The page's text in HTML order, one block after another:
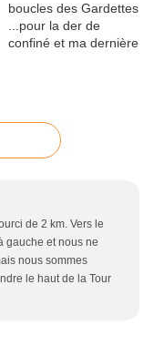
de 2 km. Vers le
gauche et nous ne
nous sommes
le haut de la Tour